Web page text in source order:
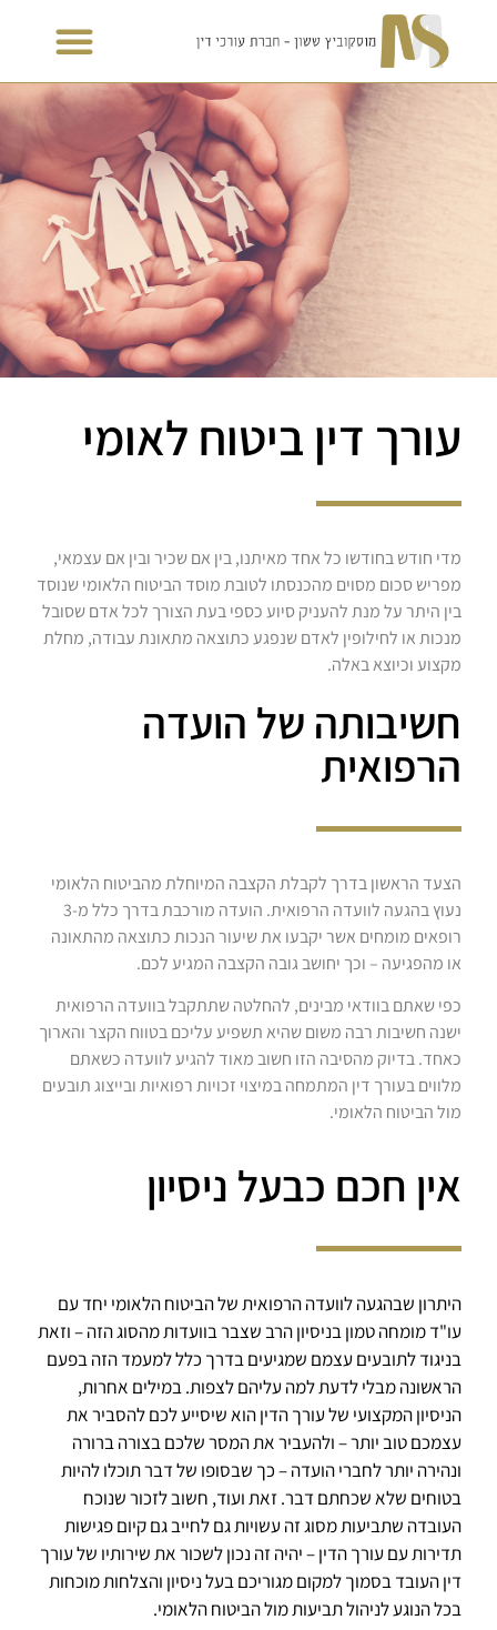
עורך דין ביטוח לאומי
מדי חודש בחודשו כל אחד מאיתנו, בין אם שכיר ובין אם עצמאי,
מפריש סכום מסוים מהכנסתו לטובת מוסד הביטוח הלאומי שנוסד
בין היתר על מנת להעניק סיוע כספי בעת הצורך לכל אדם שסובל
מנכות או לחילופין לאדם שנפגע כתוצאה מתאונת עבודה, מחלת
מקצוע וכיוצא באלה.
חשיבותה של הועדה
הרפואית
הצעד הראשון בדרך לקבלת הקצבה המיוחלת מהביטוח הלאומי
נעוץ בהגעה לוועדה הרפואית. הועדה מורכבת בדרך כלל מ-3
רופאים מומחים אשר יקבעו את שיעור הנכות כתוצאה מהתאונה
או מהפגיעה – וכך יחושב גובה הקצבה המגיע לכם.
כפי שאתם בוודאי מבינים, להחלטה שתתקבל בוועדה הרפואית
ישנה חשיבות רבה משום שהיא תשפיע עליכם בטווח הקצר והארוך
כאחד. בדיוק מהסיבה הזו חשוב מאוד להגיע לוועדה כשאתם
מלווים בעורך דין המתמחה במיצוי זכויות רפואיות ובייצוג תובעים
מול הביטוח הלאומי.
אין חכם כבעל ניסיון
היתרון שבהגעה לוועדה הרפואית של הביטוח הלאומי יחד עם
עו"ד מומחה טמון בניסיון הרב שצבר בוועדות מהסוג הזה – וזאת
בניגוד לתובעים עצמם שמגיעים בדרך כלל למעמד הזה בפעם
הראשונה מבלי לדעת למה עליהם לצפות. במילים אחרות,
הניסיון המקצועי של עורך הדין הוא שיסייע לכם להסביר את
עצמכם טוב יותר – ולהעביר את המסר שלכם בצורה ברורה
ונהירה יותר לחברי הועדה – כך שבסופו של דבר תוכלו להיות
בטוחים שלא שכחתם דבר. זאת ועוד, חשוב לזכור שנוכח
העובדה שתביעות מסוג זה עשויות גם לחייב גם קיום פגישות
תדירות עם עורך הדין – יהיה זה נכון לשכור את שירותיו של עורך
דין העובד בסמוך למקום מגוריכם בעל ניסיון והצלחות מוכחות
בכל הנוגע לניהול תביעות מול הביטוח הלאומי.